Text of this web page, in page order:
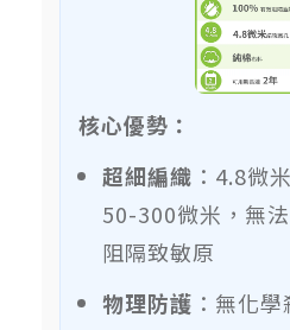
核心優勢：
超細編織 ：4.8微
50-300微米，無
阻隔致敏原
物理防護 ：無化